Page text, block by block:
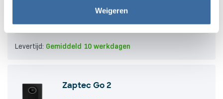
Weigeren
718,74Price
€ 629,20
through
Levertijd: Gemiddeld 10 werkdagen
Zaptec Go 2